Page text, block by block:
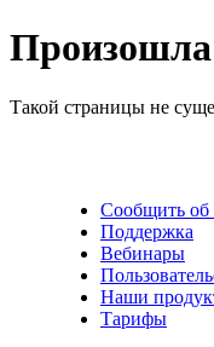
Такой страницы не
Сообщить об
Поддержка
Вебинары
Наши
Тарифы